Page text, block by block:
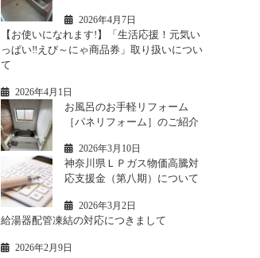
2026年4月7日
【お使いになれます!】「生活応援！元気い
っぱい‼えび～にゃ商品券」取り扱いについ
て
2026年4月1日
お風呂のお手軽リフォーム
［パネリフォーム］のご紹介
2026年3月10日
神奈川県ＬＰガス物価高騰対
応支援金（第八期）について
2026年3月2日
給湯器配管凍結の対応につきまして
2026年2月9日